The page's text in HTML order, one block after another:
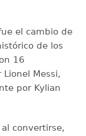
el cambio de
de los
16
Messi,
por Kylian
convertirse,